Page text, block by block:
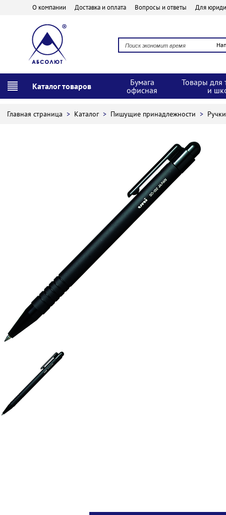
О компании Доставка и оплата Вопросы и ответы Для
Каталог товаров
Бумага
офисная
Товары для
и
Главная страница > Каталог > Пишущие принадлежности >